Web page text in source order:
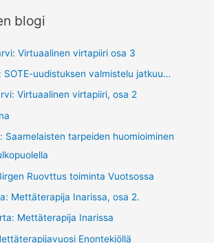
blogi
Virtuaalinen virtapiiri osa 3
SOTE-uudistuksen valmistelu jatkuu…
Virtuaalinen virtapiiri, osa 2
Saamelaisten tarpeiden huomioiminen
Ruovttus toiminta Vuotsossa
Mettäterapija Inarissa, osa 2.
Mettäterapija Inarissa
Enontekiöllä